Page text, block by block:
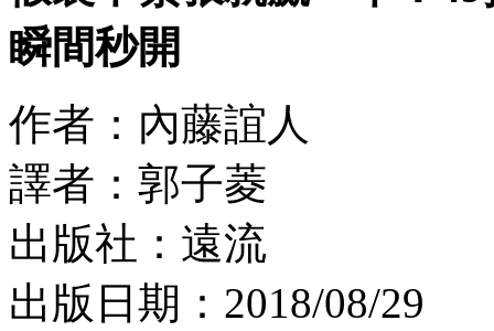
瞬間秒開
作者：內藤誼人
譯者：郭子菱
出版社：遠流
出版日期：2018/08/29